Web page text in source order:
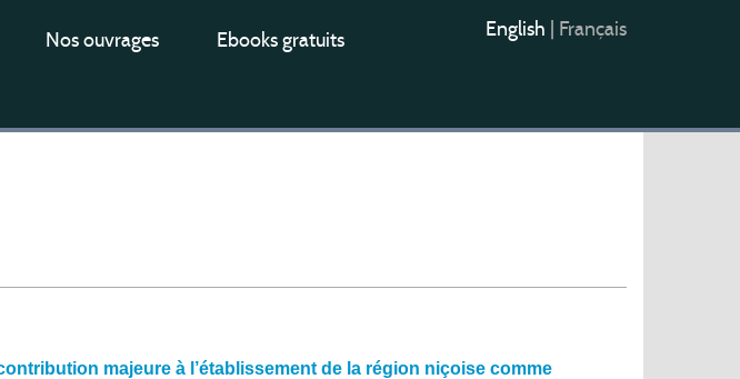
Nos ouvrages Ebooks gratuits English Français
majeure à l’établissement de la région niçoise comme